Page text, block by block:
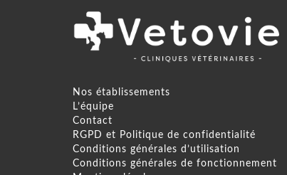
Nos établissements
L’équipe
Contact
RGPD et Politique de confidentialité
Conditions générales d’utilisation
Conditions générales de fonctionnement